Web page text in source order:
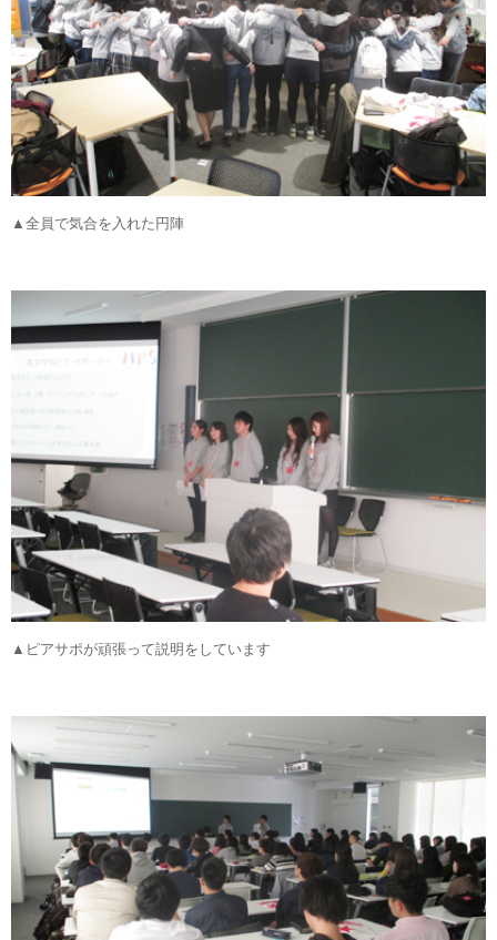
▲全員で気合を入れた円陣
▲ピアサポが頑張って説明をしています